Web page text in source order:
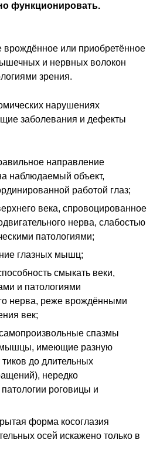
функционировать.
врождённое или приобретённое
и нервных волокон
зрения.
нарушениях
заболевания и дефекты
направление
наблюдаемый объект,
работой глаз;
века, спровоцированное
нерва, слабостью
патологиями;
глазных мышц;
смыкать веки,
и патологиями
нерва, реже врождёнными
век;
спазмы
мышцы, имеющие разную
тиков до длительных
нередко
роговицы и
форма косоглазия
осей искажено только в